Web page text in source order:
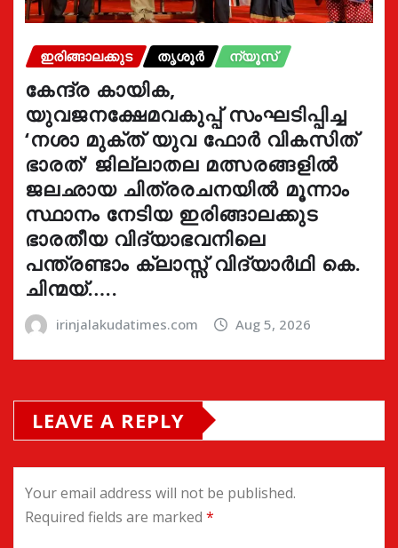
ഇരിങ്ങാലക്കുട തൃശൂർ ന്യൂസ്
കേന്ദ്ര കായിക,
യുവജനക്ഷേമവകുപ്പ് സംഘടിപ്പിച്ച
‘നശാ മുക്ത് യുവ ഫോർ വികസിത്
ഭാരത്’ ജില്ലാതല മത്സരങ്ങളിൽ
ജലഛായ ചിത്രരചനയിൽ മൂന്നാം
സ്ഥാനം നേടിയ ഇരിങ്ങാലക്കുട
ഭാരതീയ വിദ്യാഭവനിലെ
പന്ത്രണ്ടാം ക്ലാസ്സ് വിദ്യാർഥി കെ.
ചിന്മയ്…..
irinjalakudatimes.com Aug 5, 2026
LEAVE A REPLY
Your email address will not be published.
Required fields are marked *